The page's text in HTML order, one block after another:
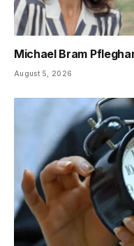
Michael Bram
August 5, 2026